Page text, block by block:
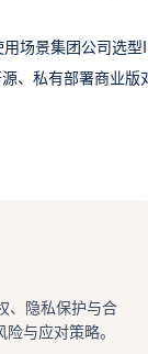
场景集团公司选型
、私有部署商业版
、隐私保护与合
与应对策略。